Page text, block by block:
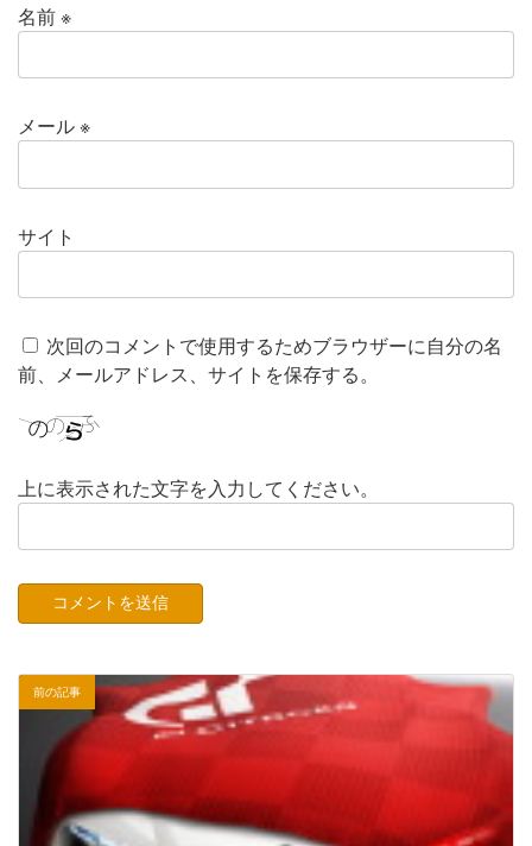
名前※
メール※
サイト
次回のコメントで使用するためブラウザーに自分の名
前、メールアドレス、サイトを保存する。
上に表示された文字を入力してください。
前の記事